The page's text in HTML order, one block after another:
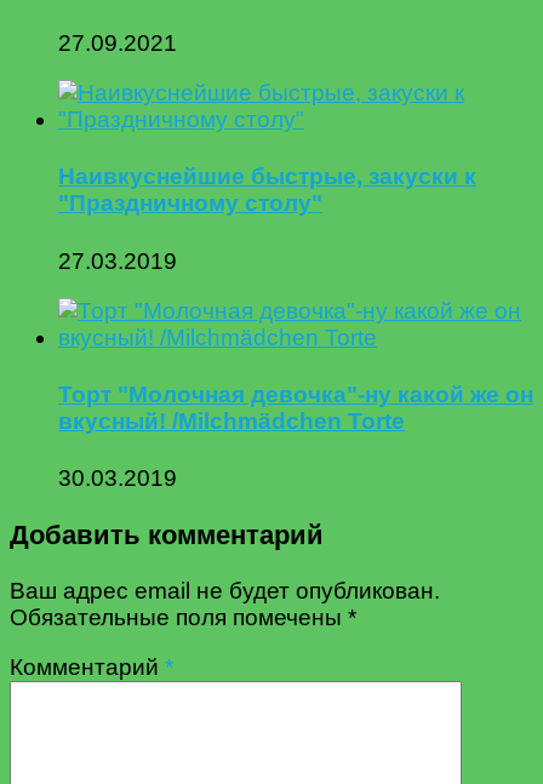
27.09.2021
Наивкуснейшие быстрые, закуски к
"Праздничному столу"
27.03.2019
Торт "Молочная девочка"-ну какой же он
вкусный! /Milchmädchen Torte
30.03.2019
Добавить комментарий
Ваш адрес email не будет опубликован.
Обязательные поля помечены *
Комментарий *